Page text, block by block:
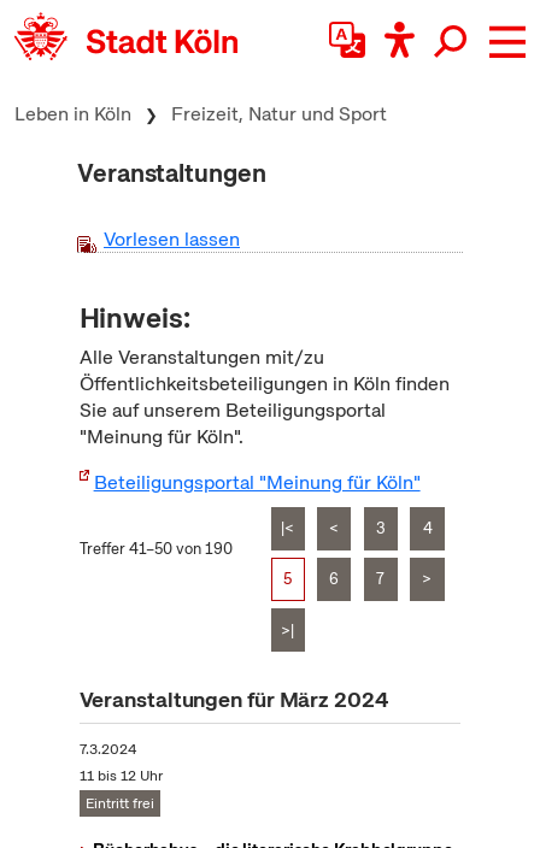
zum Inhalt springen
Leben in Köln Freizeit, Natur und Sport
Veranstaltungen
Vorlesen lassen
Hinweis:
Alle Veranstaltungen mit/zu
Öffentlichkeitsbeteiligungen in Köln finden
Sie auf unserem Beteiligungsportal
"Meinung für Köln".
Beteiligungsportal "Meinung für Köln"
Treffer 41–50 von 190
|< < 3 4
5 6 7 >
>|
Veranstaltungen für März 2024
7.3.2024
11 bis 12 Uhr
Eintritt frei